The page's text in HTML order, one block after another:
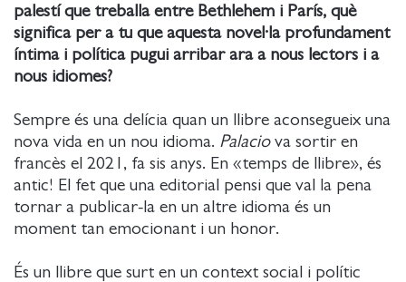
palestí que treballa entre Bethlehem i París, què
significa per a tu que aquesta novel·la profundament
íntima i política pugui arribar ara a nous lectors i a
nous idiomes?
Sempre és una delícia quan un llibre aconsegueix una
nova vida en un nou idioma. Palaciova sortir en
francès el 2021, fa sis anys. En «temps de llibre», és
antic! El fet que una editorial pensi que val la pena
tornar a publicar-la en un altre idioma és un
moment tan emocionant i un honor.
És un llibre que surt en un context social i polític